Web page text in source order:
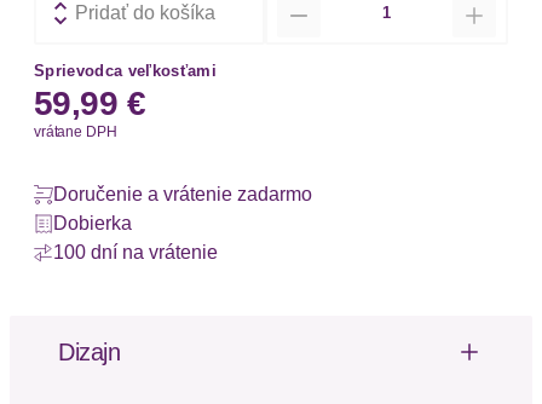
Pridať do košíka
Sprievodca veľkosťami
59,99 €
vrátane DPH
Doručenie a vrátenie zadarmo
Dobierka
100 dní na vrátenie
Dizajn